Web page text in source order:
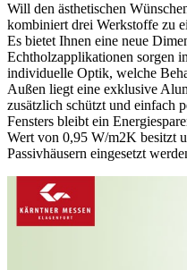
Will den ästhetischen
kombiniert drei Werkstoffe zu
Es bietet Ihnen eine neue
Echtholzapplikationen sorgen
individuelle Optik, welche
Außen liegt eine exklusive
zusätzlich schützt und einfach
Fensters bleibt ein
Wert von 0,95 W/m2K besitzt
Passivhäusern eingesetzt